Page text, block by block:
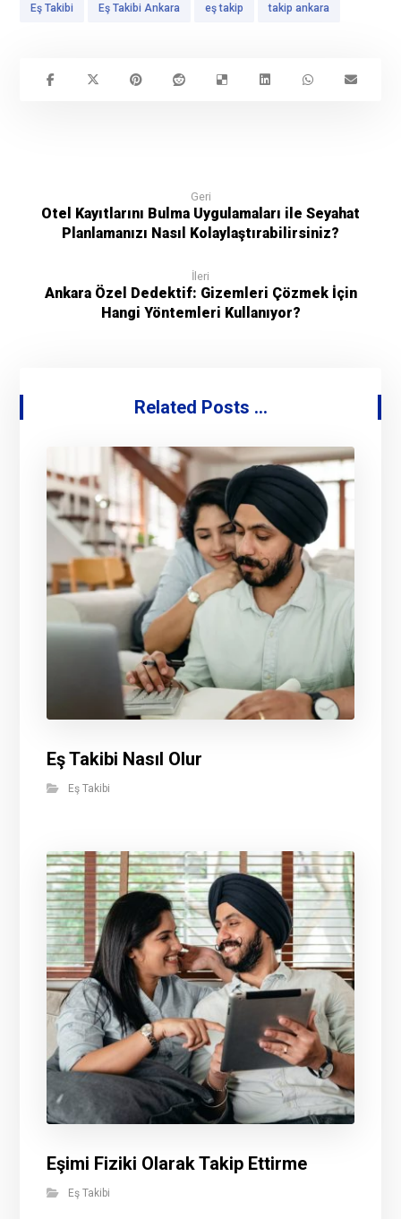
Eş Takibi Eş Takibi Ankara eş takip takip ankara
Geri
Otel Kayıtlarını Bulma Uygulamaları ile Seyahat
Planlamanızı Nasıl Kolaylaştırabilirsiniz?
İleri
Ankara Özel Dedektif: Gizemleri Çözmek İçin
Hangi Yöntemleri Kullanıyor?
Related Posts ...
Eş Takibi Nasıl Olur
Eş Takibi
Eşimi Fiziki Olarak Takip Ettirme
Eş Takibi